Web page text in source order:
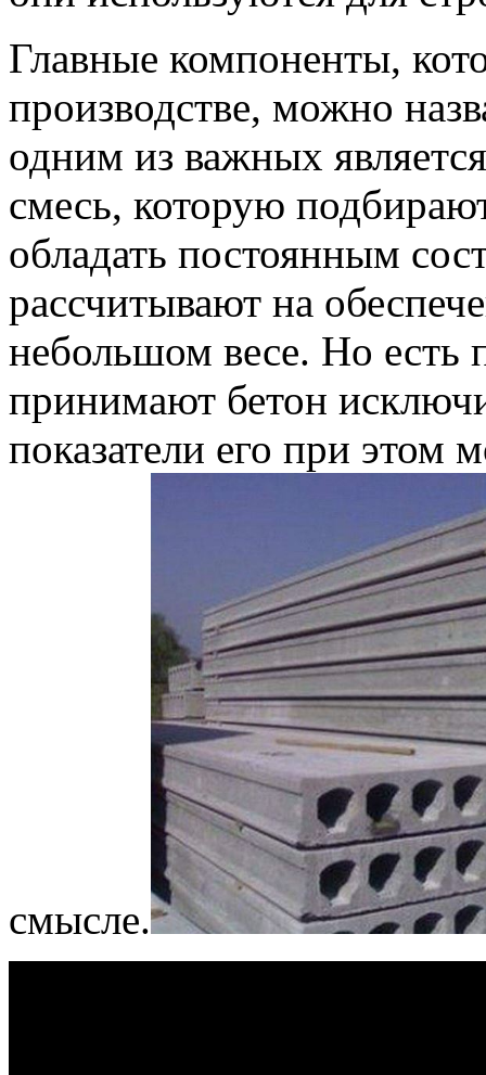
Главные компоненты,
производстве, можно
одним из важных
смесь, которую
обладать постоянным
рассчитывают на
небольшом весе. Но есть
принимают бетон
показатели его при этом
смысле.